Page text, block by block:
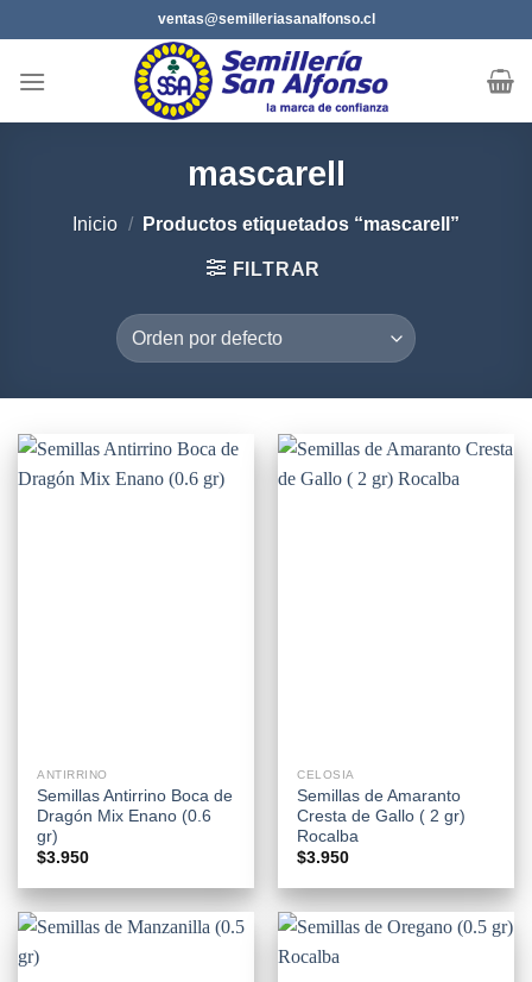
al
contenido
ventas@semilleriasanalfonso.cl
mascarell
Inicio / Productos etiquetados “mascarell”
FILTRAR
ANTIRRINO
Semillas Antirrino Boca de
Dragón Mix Enano (0.6
gr)
$3.950
CELOSIA
Semillas de Amaranto
Cresta de Gallo ( 2 gr)
Rocalba
$3.950